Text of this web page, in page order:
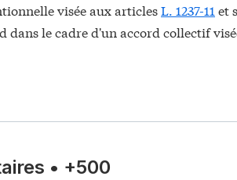
visée aux articlesL. 1237-11 et
dans le cadre d'un accord collectif
• +500